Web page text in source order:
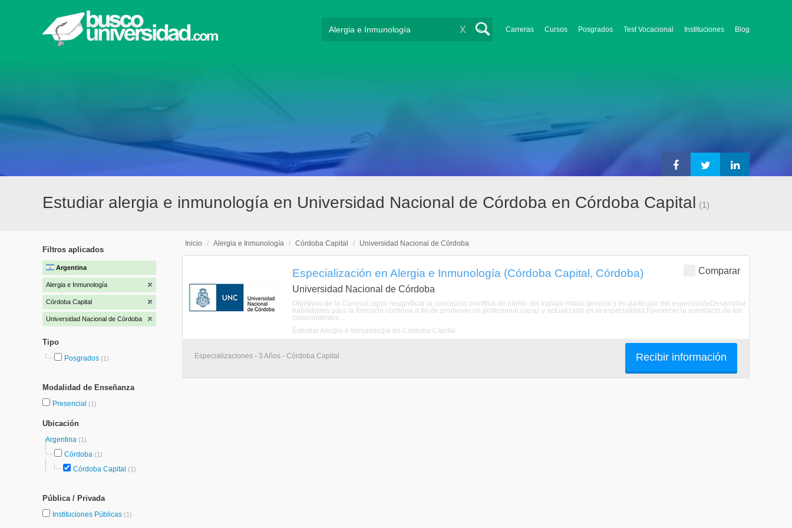
Carreras Cursos Posgrados Test Vocacional Instituciones Blog
X
Estudiar alergia e inmunología en Universidad Nacional de Córdoba en Córdoba Capital (1)
Filtros aplicados
Argentina
Alergia e Inmunología
Córdoba Capital
Universidad Nacional de Córdoba
Tipo
Posgrados (1)
Modalidad de Enseñanza
Presencial (1)
Ubicación
Argentina (1)
Córdoba (1)
Córdoba Capital (1)
Pública / Privada
Instituciones Públicas (1)
Inicio / Alergia e Inmunología / Córdoba Capital / Universidad Nacional de Córdoba
Comparar
Especialización en Alergia e Inmunología (Córdoba Capital, Córdoba)
Universidad Nacional de Córdoba
Objetivos de la CarreraLograr resignificar la concepcin cientfica de objeto del trabajo mdico general y en particular del especialistaDesarrollar
habilidades para la formacin continua a fin de promover un profesional capaz y actualizado en la especialidad.Favorecer la asimilacin de los
conocimientos ...
Estudiar Alergia e Inmunología en Córdoba Capital
Especializaciones - 3 Años - Córdoba Capital Recibir información